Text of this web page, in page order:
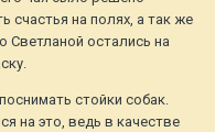
счастья на полях, а так же
Светланой остались на
стойки собак.
на это, ведь в качестве